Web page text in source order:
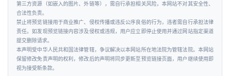
汽
车
出
行
第三方资源（如嵌入的图片、外链等），需自行承担相关风险，本网站不对其安全性、
合法性负责。
禁止将预览链接用于商业推广、侵权传播或违反公序良俗的行为，违者需自行承担法律
责任。如发现预览链接内容涉及侵权或违规，用户应立即停止使用并通过网站指定渠道
提交删除请求。
本声明受中华人民共和国法律管辖，争议解决以本网站所在地法院为管辖法院。本网站
保留修改免责声明的权利，修改后的声明将同步更新至预览链接页面，用户继续使用即
视为接受新条款。